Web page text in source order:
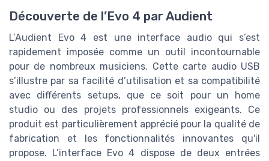
Découverte de l’Evo 4 par Audient
L’Audient Evo 4 est une interface audio qui s’est
rapidement imposée comme un outil incontournable
pour de nombreux musiciens. Cette carte audio USB
s’illustre par sa facilité d’utilisation et sa compatibilité
avec différents setups, que ce soit pour un home
studio ou des projets professionnels exigeants. Ce
produit est particulièrement apprécié pour la qualité de
fabrication et les fonctionnalités innovantes qu'il
propose. L’interface Evo 4 dispose de deux entrées